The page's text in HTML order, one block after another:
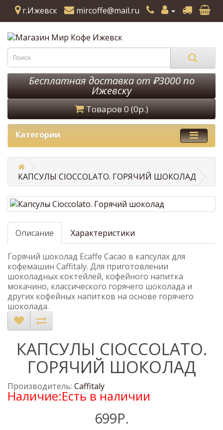
г.Ижевск mircoffe@mail.ru
Бесплатная доставка от ₽3000 по
Ижевску
Товаров 0 (0р.)
Категории
КАПСУЛЫ CIOCCOLATO. ГОРЯЧИЙ ШОКОЛАД
Описание Характеристики
Горячий шоколад Ecaffe Сасао в капсулах для
кофемашин Caffitaly. Для приготовлении
шоколадных коктейлей, кофейного напитка
мокачино, классического горячего шоколада и
других кофейных напитков на основе горячего
шоколада.
КАПСУЛЫ CIOCCOLATO.
ГОРЯЧИЙ ШОКОЛАД
Производитель: Caffitaly
Наличие:Есть в наличии
699Р.